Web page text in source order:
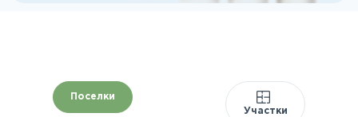
Поселки
Участки